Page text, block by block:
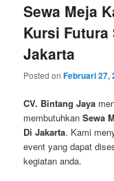
Sewa Meja
Kursi Futura
Jakarta
Posted onFebruari 27,
CV. Bintang Jaya
membutuhkanSewa
Di Jakarta. Kami
event yang dapat
kegiatan anda.